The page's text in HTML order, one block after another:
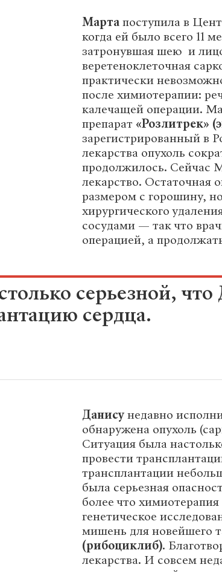
Мартапоступила в
когда ей было всего 11
затронувшая шею и
веретеноклеточная
практически
после химиотерапии:
калечащей операции.
препарат «Розлитрек»
зарегистрированный в
лекарства опухоль
продолжилось. Сейчас
лекарство. Остаточная
размером с горошину,
хирургического
сосудами — так что
операцией, а
серьезной,
сердца.
Данисунедавно
обнаружена опухоль
Ситуация была
провести
трансплантации
была серьезная
более что
генетическое
мишень для новейшего
(рибоциклиб).
лекарства. И совсем